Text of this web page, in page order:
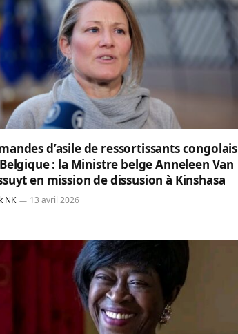
d’asile de ressortissants congolais
: la Ministre belge Anneleen Van
en mission de dissusion à Kinshasa
NK 13 avril 2026